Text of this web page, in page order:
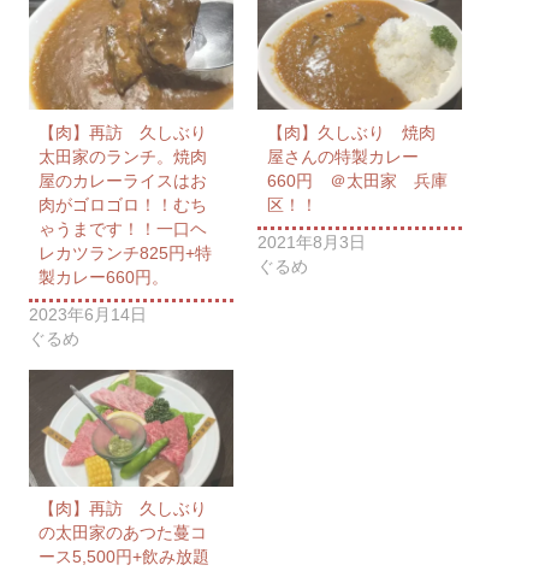
【肉】再訪 久しぶり
太田家のランチ。焼肉
屋のカレーライスはお
肉がゴロゴロ！！むち
ゃうまです！！一口ヘ
レカツランチ825円+特
製カレー660円。
2023年6月14日
ぐるめ
【肉】久しぶり 焼肉
屋さんの特製カレー
660円 ＠太田家 兵庫
区！！
2021年8月3日
ぐるめ
【肉】再訪 久しぶり
の太田家のあつた蔓コ
ース5,500円+飲み放題